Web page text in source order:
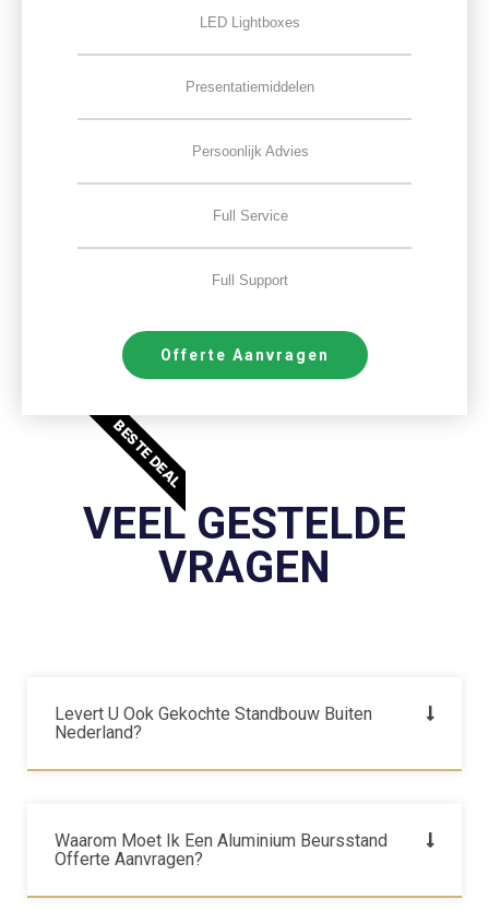
LED Lightboxes
Presentatiemiddelen
Persoonlijk Advies
Full Service
Full Support
Offerte Aanvragen
BESTE DEAL
VEEL GESTELDE
VRAGEN
Levert U Ook Gekochte Standbouw Buiten
Nederland?
Waarom Moet Ik Een Aluminium Beursstand
Offerte Aanvragen?